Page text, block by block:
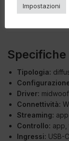
All’ascolto l’Era
con una scena
Specifiche
Tipologia:
Driver:
Connettività:
Streaming:
Controllo: app,
Ingressi: USB-
Impostazioni